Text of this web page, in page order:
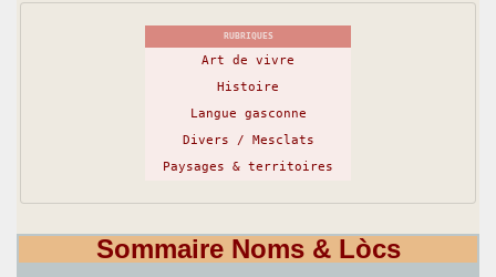
RUBRIQUES
Art de vivre
Histoire
Langue gasconne
Divers / Mesclats
Paysages & territoires
Sommaire Noms & Lòcs